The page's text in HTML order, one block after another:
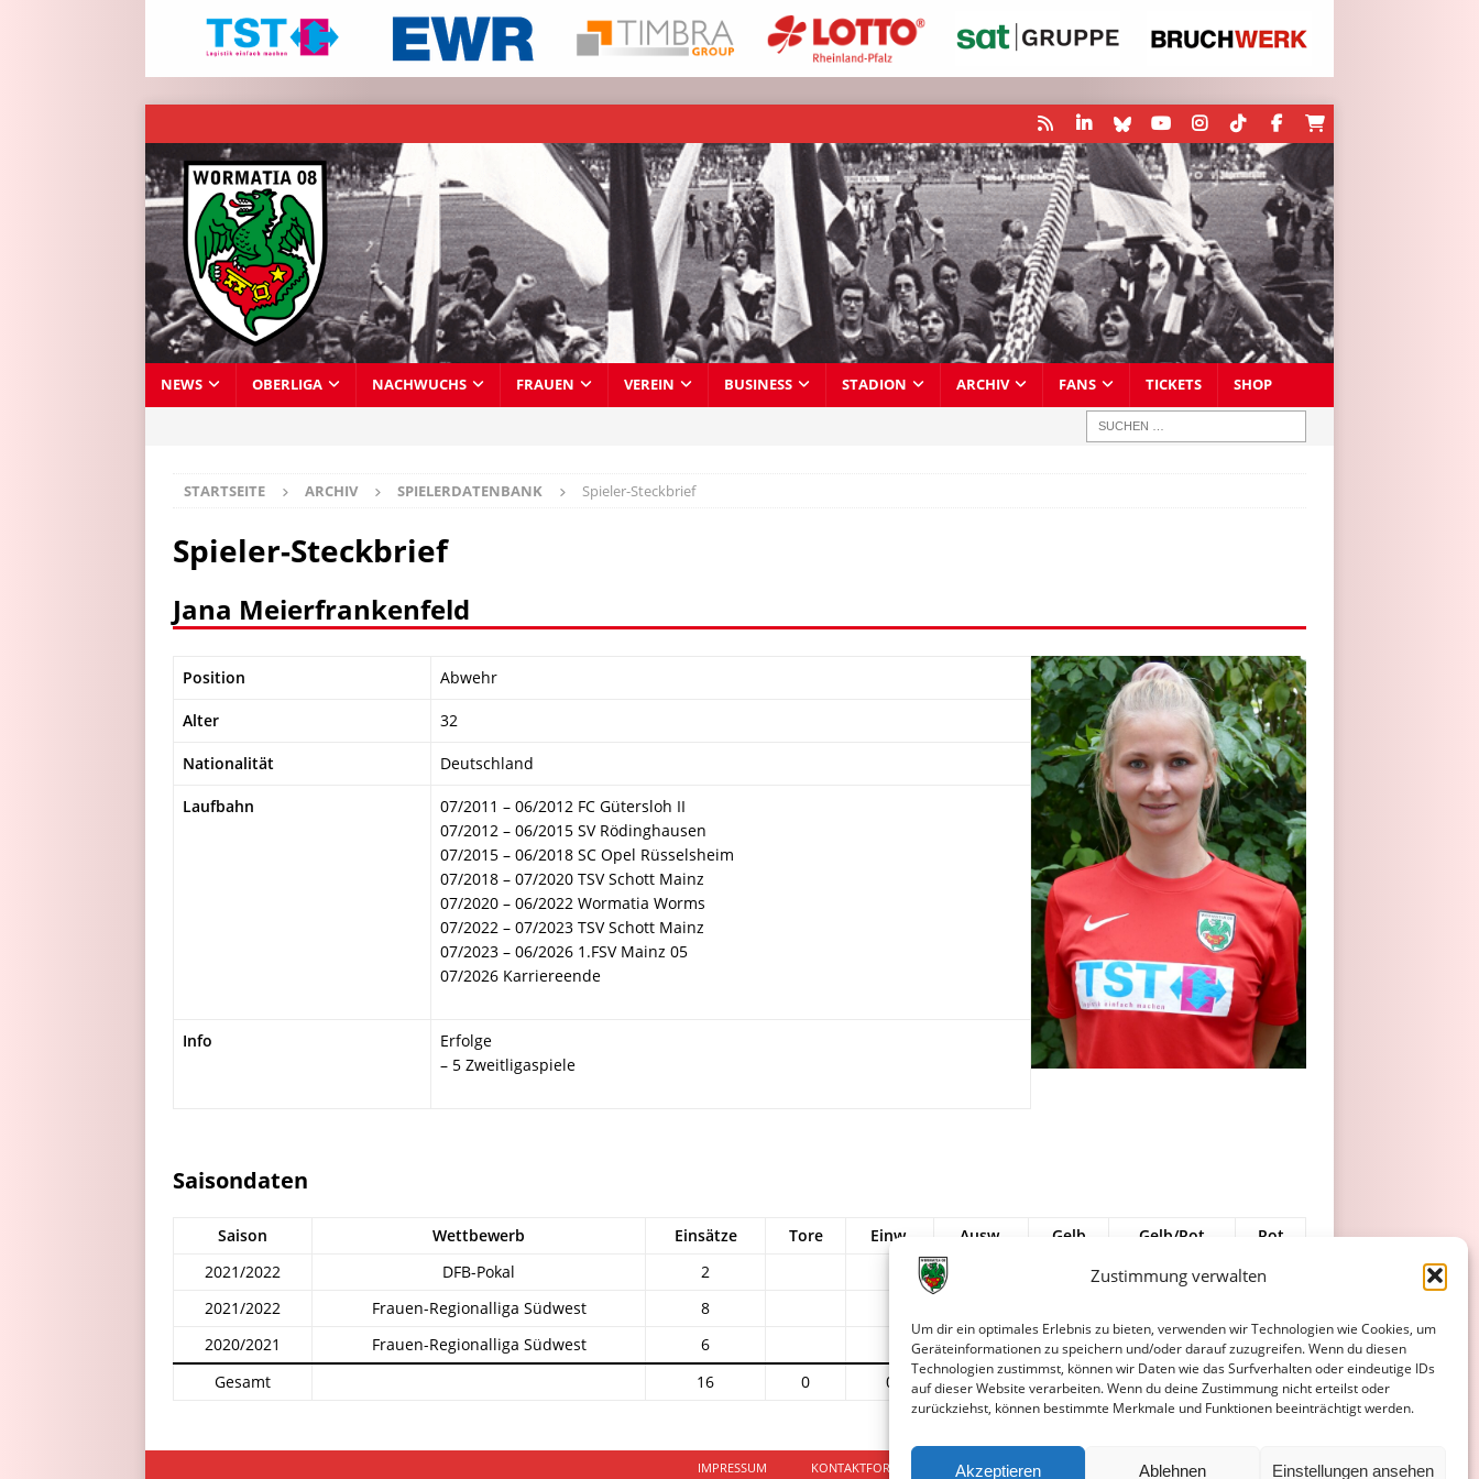
Zustimmung verwalten
Um dir ein optimales Erlebnis zu bieten, verwenden wir Technologien wie Cookies, um
Geräteinformationen zu speichern und/oder darauf zuzugreifen. Wenn du diesen
Technologien zustimmst, können wir Daten wie das Surfverhalten oder eindeutige IDs
auf dieser Website verarbeiten. Wenn du deine Zustimmung nicht erteilst oder
zurückziehst, können bestimmte Merkmale und Funktionen beeinträchtigt werden.
Akzeptieren Ablehnen Einstellungen ansehen
NEWS OBERLIGA NACHWUCHS FRAUEN VEREIN BUSINESS STADION ARCHIV FANS TICKETS SHOP
STARTSEITE ARCHIV SPIELERDATENBANK Spieler-Steckbrief
Spieler-Steckbrief
Jana Meierfrankenfeld
Position Abwehr
Alter 32
Nationalität Deutschland
Laufbahn
07/2011 – 06/2012 FC Gütersloh II
07/2012 – 06/2015 SV Rödinghausen
07/2015 – 06/2018 SC Opel Rüsselsheim
07/2018 – 07/2020 TSV Schott Mainz
07/2020 – 06/2022 Wormatia Worms
07/2022 – 07/2023 TSV Schott Mainz
07/2023 – 06/2026 1.FSV Mainz 05
07/2026 Karriereende
Info
Erfolge
– 5 Zweitligaspiele
Saisondaten
Saison Wettbewerb Einsätze Tore Einw. Ausw. Gelb Gelb/Rot
Rot
2021/2022
DFB-Pokal 2
2021/2022
Frauen-Regionalliga Südwest 8
2020/2021
Frauen-Regionalliga Südwest
6
Gesamt
16 0 0 2 0 0 0
IMPRESSUM KONTAKTFORMULAR DATENSCHUTZERKLÄRUNG COOKIE-RICHTLINIE (EU)